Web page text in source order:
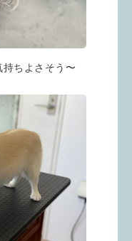
ちよさそう〜